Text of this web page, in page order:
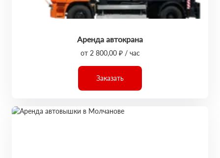
Аренда автокрана
от 2 800,00 ₽ / час
Заказать